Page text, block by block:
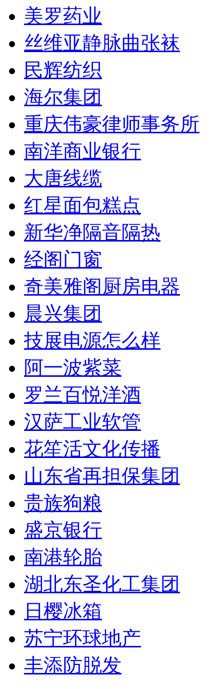
美罗药业
丝维亚静脉曲张袜
民辉纺织
海尔集团
重庆伟豪律师事务所
南洋商业银行
大唐线缆
红星面包糕点
新华净隔音隔热
经阁门窗
奇美雅阁厨房电器
晨兴集团
技展电源怎么样
阿一波紫菜
罗兰百悦洋酒
汉萨工业软管
花笙活文化传播
山东省再担保集团
贵族狗粮
盛京银行
南港轮胎
湖北东圣化工集团
日樱冰箱
苏宁环球地产
丰添防脱发